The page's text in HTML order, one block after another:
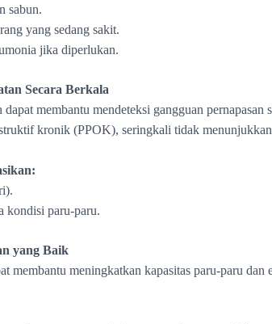
sabun.
yang sedang sakit.
jika diperlukan.
Secara Berkala
dapat membantu mendeteksi gangguan
kronik (PPOK), seringkali tidak
kondisi paru-paru.
yang Baik
membantu meningkatkan kapasitas paru-paru dan